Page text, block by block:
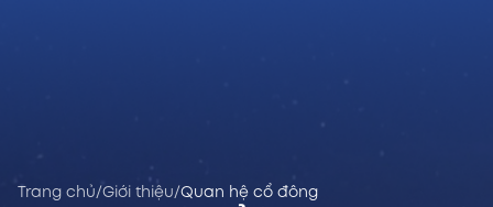
Trang chủ/Giới thiệu/Quan hệ cổ đông